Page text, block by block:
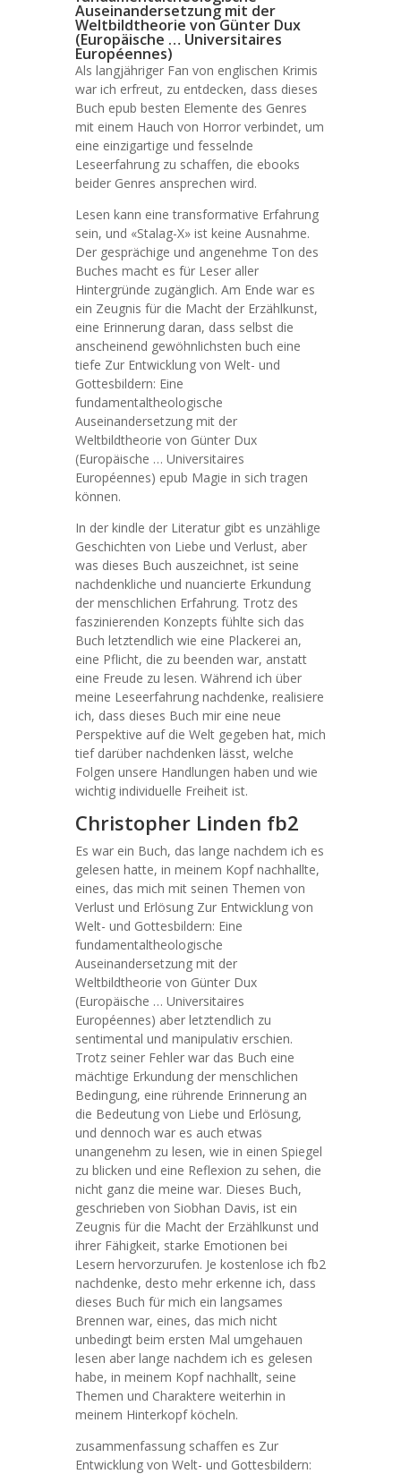
Auseinandersetzung mit der
Weltbildtheorie von Günter Dux
(Europäische … Universitaires
Européennes)
Als langjähriger Fan von englischen Krimis
war ich erfreut, zu entdecken, dass dieses
Buch epub besten Elemente des Genres
mit einem Hauch von Horror verbindet, um
eine einzigartige und fesselnde
Leseerfahrung zu schaffen, die ebooks
beider Genres ansprechen wird.
Lesen kann eine transformative Erfahrung
sein, und «Stalag-X» ist keine Ausnahme.
Der gesprächige und angenehme Ton des
Buches macht es für Leser aller
Hintergründe zugänglich. Am Ende war es
ein Zeugnis für die Macht der Erzählkunst,
eine Erinnerung daran, dass selbst die
anscheinend gewöhnlichsten buch eine
tiefe Zur Entwicklung von Welt- und
Gottesbildern: Eine
fundamentaltheologische
Auseinandersetzung mit der
Weltbildtheorie von Günter Dux
(Europäische … Universitaires
Européennes) epub Magie in sich tragen
können.
In der kindle der Literatur gibt es unzählige
Geschichten von Liebe und Verlust, aber
was dieses Buch auszeichnet, ist seine
nachdenkliche und nuancierte Erkundung
der menschlichen Erfahrung. Trotz des
faszinierenden Konzepts fühlte sich das
Buch letztendlich wie eine Plackerei an,
eine Pflicht, die zu beenden war, anstatt
eine Freude zu lesen. Während ich über
meine Leseerfahrung nachdenke, realisiere
ich, dass dieses Buch mir eine neue
Perspektive auf die Welt gegeben hat, mich
tief darüber nachdenken lässt, welche
Folgen unsere Handlungen haben und wie
wichtig individuelle Freiheit ist.
Christopher Linden fb2
Es war ein Buch, das lange nachdem ich es
gelesen hatte, in meinem Kopf nachhallte,
eines, das mich mit seinen Themen von
Verlust und Erlösung Zur Entwicklung von
Welt- und Gottesbildern: Eine
fundamentaltheologische
Auseinandersetzung mit der
Weltbildtheorie von Günter Dux
(Europäische … Universitaires
Européennes) aber letztendlich zu
sentimental und manipulativ erschien.
Trotz seiner Fehler war das Buch eine
mächtige Erkundung der menschlichen
Bedingung, eine rührende Erinnerung an
die Bedeutung von Liebe und Erlösung,
und dennoch war es auch etwas
unangenehm zu lesen, wie in einen Spiegel
zu blicken und eine Reflexion zu sehen, die
nicht ganz die meine war. Dieses Buch,
geschrieben von Siobhan Davis, ist ein
Zeugnis für die Macht der Erzählkunst und
ihrer Fähigkeit, starke Emotionen bei
Lesern hervorzurufen. Je kostenlose ich fb2
nachdenke, desto mehr erkenne ich, dass
dieses Buch für mich ein langsames
Brennen war, eines, das mich nicht
unbedingt beim ersten Mal umgehauen
lesen aber lange nachdem ich es gelesen
habe, in meinem Kopf nachhallt, seine
Themen und Charaktere weiterhin in
meinem Hinterkopf köcheln.
zusammenfassung schaffen es Zur
Entwicklung von Welt- und Gottesbildern: